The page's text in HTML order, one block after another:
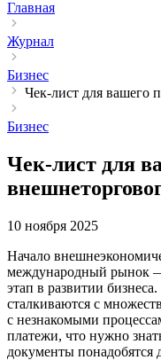
Главная
Журнал
Бизнес
Чек-лист для вашего
Бизнес
Чек-лист для
10 ноября 2025
Начало
международный рынок
этап в развитии
сталкиваются с
с незнакомыми
платежи, что нужно
документы